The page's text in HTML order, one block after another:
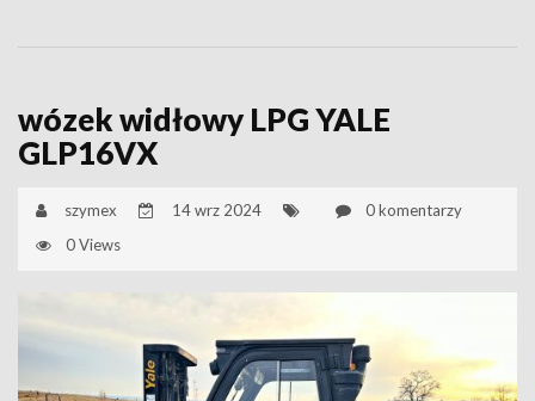
wózek widłowy LPG YALE
GLP16VX
szymex 14 wrz 2024
0 komentarzy
0 Views